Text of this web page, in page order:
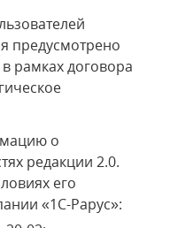
предусмотрено
рамках договора
о
редакции 2.0.
его
«1С-Рарус»: